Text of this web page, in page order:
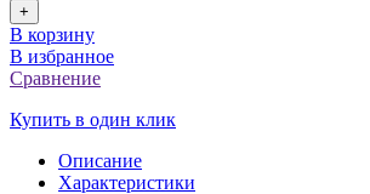
+
В корзину
В избранное
Сравнение
Купить в один клик
Описание
Характеристики